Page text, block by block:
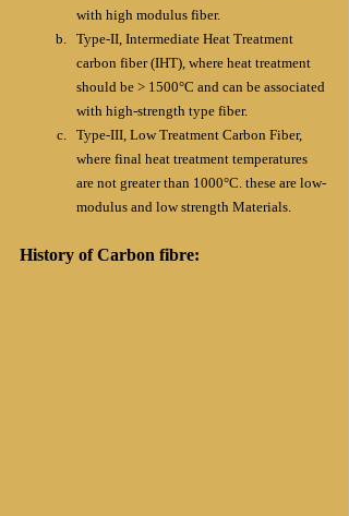
with high modulus fiber.
Type-II, Intermediate Heat Treatment
carbon fiber (IHT), where heat treatment
should be > 1500°C and can be associated
with high-strength type fiber.
Type-III, Low Treatment Carbon Fiber,
where final heat treatment temperatures
are not greater than 1000°C. these are low-
modulus and low strength Materials.
History of Carbon fibre: